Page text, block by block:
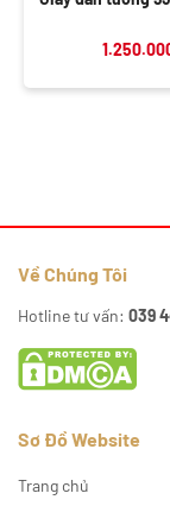
Về Chúng Tôi
Hotline tư vấn: 039
Sơ Đồ Website
Trang chủ